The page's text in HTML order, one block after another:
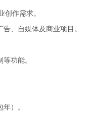
创作需求。
、自媒体及商业项目。
功能。
）。